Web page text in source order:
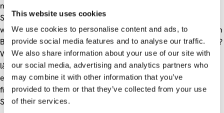
This website uses cookies
We use cookies to personalise content and ads, to
provide social media features and to analyse our traffic.
We also share information about your use of our site with
our social media, advertising and analytics partners who
may combine it with other information that you’ve
provided to them or that they’ve collected from your use
of their services.
näher zu untersuchen, wobei die Einkommenssituation der
StudentInnen im Zentrum des Interesses steht: Was sind die
wichtigsten Finanzierungsquellen der StudentInnen? Welchen
Beitrag liefern Eltern, Staat und Job zur Studienfinanzierung?
Wie unterscheiden sich die 3 Einkommensquellen
länderspezifisch? Wie stellt sich die Ausgabenstruktur der
europäischen StudentInnen dar? Wie wichtig sind die
finanziellen Barrieren im Vergleich zu anderen, wie z. B.
Studieren mit Kind, Migrationshintergrund, Behinderung etc.